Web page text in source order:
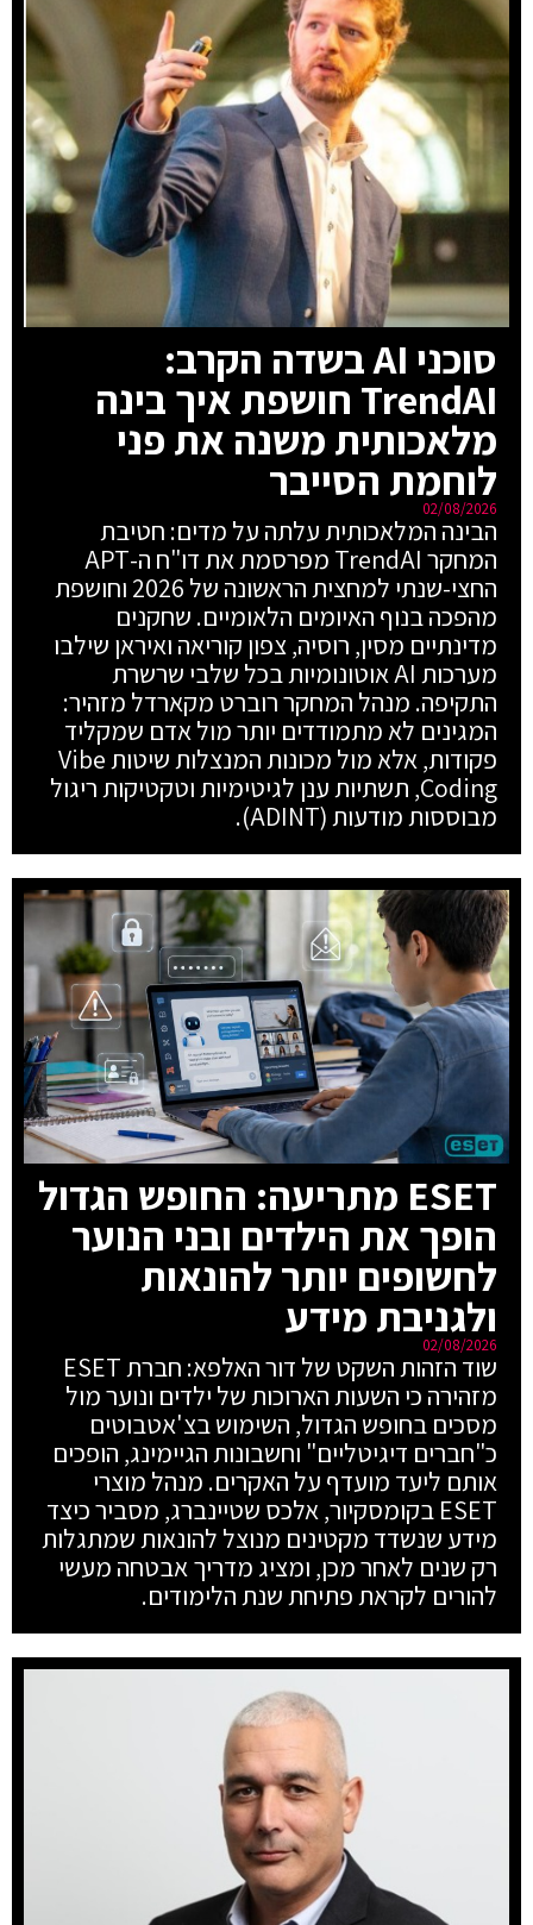
סוכני AI בשדה הקרב:
TrendAI חושפת איך בינה
מלאכותית משנה את פני
לוחמת הסייבר
02/08/2026
הבינה המלאכותית עלתה על מדים: חטיבת
המחקר TrendAI מפרסמת את דו"ח ה-APT
החצי-שנתי למחצית הראשונה של 2026 וחושפת
מהפכה בנוף האיומים הלאומיים. שחקנים
מדינתיים מסין, רוסיה, צפון קוריאה ואיראן שילבו
מערכות AI אוטונומיות בכל שלבי שרשרת
התקיפה. מנהל המחקר רוברט מקארדל מזהיר:
המגינים לא מתמודדים יותר מול אדם שמקליד
פקודות, אלא מול מכונות המנצלות שיטות Vibe
Coding, תשתיות ענן לגיטימיות וטקטיקות ריגול
מבוססות מודעות (ADINT).
ESET מתריעה: החופש הגדול
הופך את הילדים ובני הנוער
לחשופים יותר להונאות
ולגניבת מידע
02/08/2026
שוד הזהות השקט של דור האלפא: חברת ESET
מזהירה כי השעות הארוכות של ילדים ונוער מול
מסכים בחופש הגדול, השימוש בצ'אטבוטים
כ"חברים דיגיטליים" וחשבונות הגיימינג, הופכים
אותם ליעד מועדף על האקרים. מנהל מוצרי
ESET בקומסקיור, אלכס שטיינברג, מסביר כיצד
מידע שנשדד מקטינים מנוצל להונאות שמתגלות
רק שנים לאחר מכן, ומציג מדריך אבטחה מעשי
להורים לקראת פתיחת שנת הלימודים.